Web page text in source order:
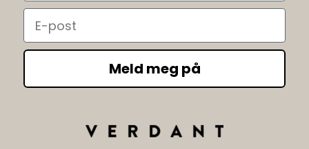
Email
Meld meg på